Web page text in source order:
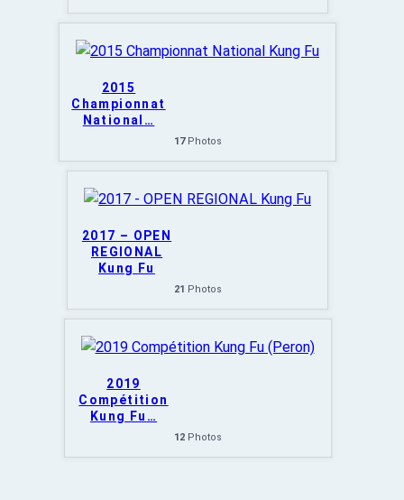
2015
Championnat
National …
17Photos
2017 – OPEN
REGIONAL
Kung Fu
21 Photos
2019
Compétition
Kung Fu …
12Photos